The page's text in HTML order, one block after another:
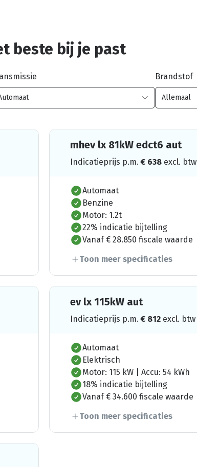
beste bij je past
Brandstof
mhev lx 81kW edct6 aut
Indicatieprijs p.m.€ 638 excl. btw
Automaat
Benzine
Motor: 1.2t
22% indicatie bijtelling
Vanaf € 28.850 fiscale waarde
Toon meer specificaties
ev lx 115kW aut
Indicatieprijs p.m.€ 812 excl. btw
Automaat
Elektrisch
Motor: 115 kW | Accu: 54 kWh
18% indicatie bijtelling
Vanaf € 34.600 fiscale waarde
Toon meer specificaties